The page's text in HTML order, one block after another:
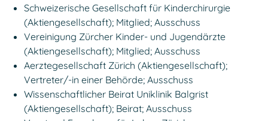
Schweizerische Gesellschaft für Kinderchirurgie
(Aktiengesellschaft); Mitglied; Ausschuss
Vereinigung Zürcher Kinder- und Jugendärzte
(Aktiengesellschaft); Mitglied; Ausschuss
Aerztegesellschaft Zürich (Aktiengesellschaft);
Vertreter/-in einer Behörde; Ausschuss
Wissenschaftlicher Beirat Uniklinik Balgrist
(Aktiengesellschaft); Beirat; Ausschuss